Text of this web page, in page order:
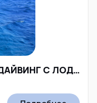
ПРОФЕССИОНАЛЬНЫЙ ДАЙВИНГ С ЛОДКИ